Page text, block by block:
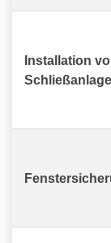
Installation